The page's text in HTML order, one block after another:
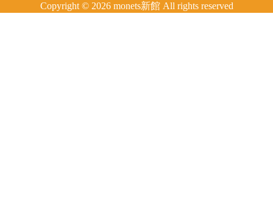
Copyright © 2026 monets新館 All rights reserved